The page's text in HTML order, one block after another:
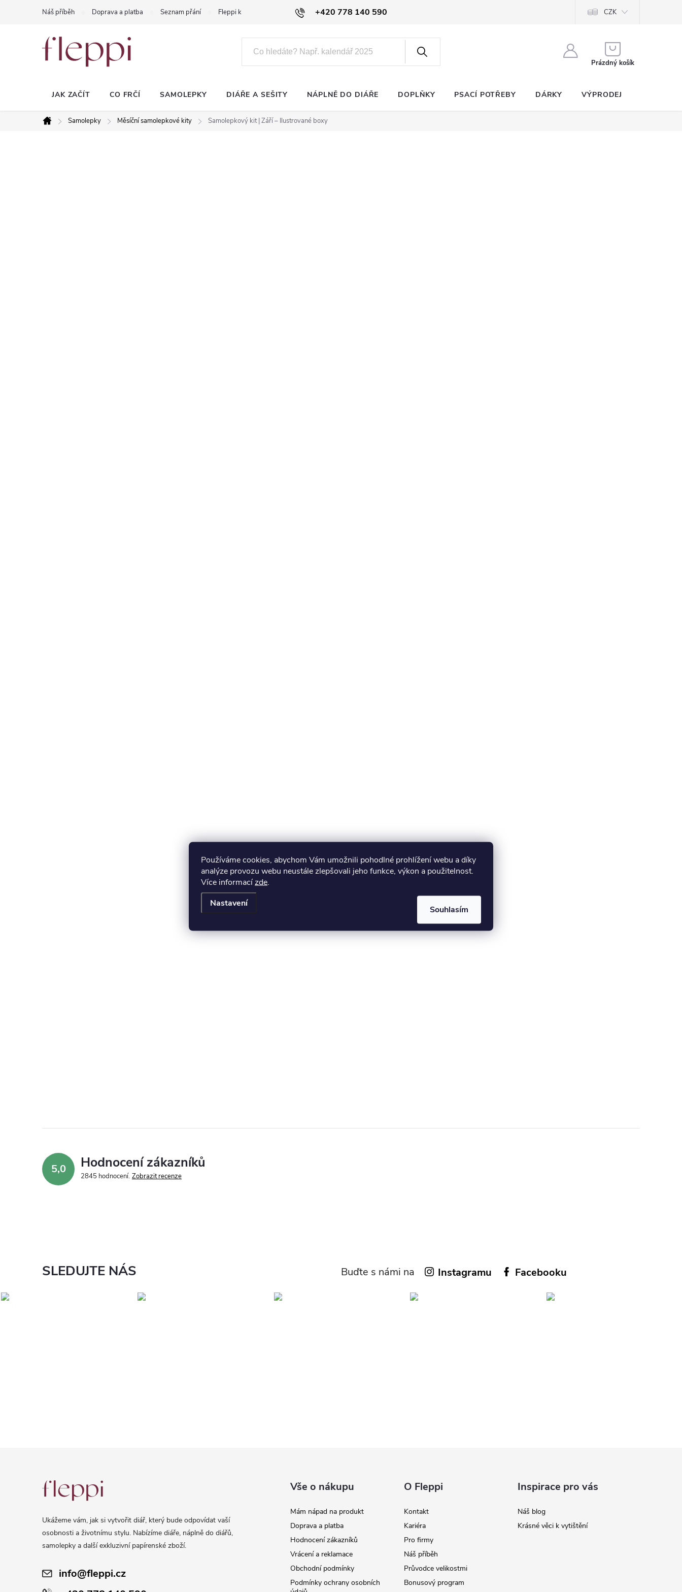
Používáme cookies, abychom Vám umožnili pohodlné prohlížení webu a díky
analýze provozu webu neustále zlepšovali jeho funkce, výkon a použitelnost.
Více informacízde.
Nastavení
Souhlasím
+420 778 140 590
Náš příběh Doprava a platba Seznam přání Fleppi klub CZK
KOŠÍK
Prázdný košík
JAK ZAČÍT CO FRČÍ SAMOLEPKY DIÁŘE A SEŠITY NÁPLNĚ DO DIÁŘE DOPLŇKY PSACÍ POTŘEBY DÁRKY VÝPRODEJ
Domů
Samolepky Měsíční samolepkové kity Samolepkový kit | Září – Ilustrované boxy
5,0 Hodnocení zákazníků
2845 hodnocení Zobrazit recenze
SLEDUJTE NÁS Buďte s námi na Instagramu Facebooku
Ukážeme vám, jak si vytvořit diář, který bude odpovídat vaší
osobnosti a životnímu stylu. Nabízíme diáře, náplně do diářů,
samolepky a další exkluzivní papírenské zboží.
info@fleppi.cz
Vše o nákupu
Mám nápad na produkt
Doprava a platba
Hodnocení zákazníků
Vrácení a reklamace
Obchodní podmínky
Podmínky ochrany osobních
O Fleppi
Kontakt
Kariéra
Pro firmy
Náš příběh
Průvodce velikostmi
Bonusový program
Inspirace pro vás
Náš blog
Krásné věci k vytištění